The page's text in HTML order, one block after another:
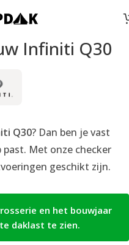
Infiniti Q30
Q30? Dan ben je vast
Met onze checker
geschikt zijn.
en het bouwjaar
daklast te zien.